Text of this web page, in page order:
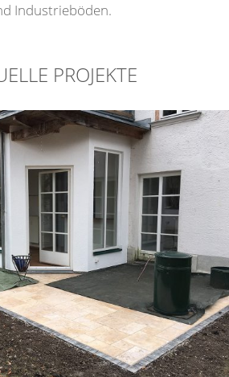
Industrieböden.
PROJEKTE